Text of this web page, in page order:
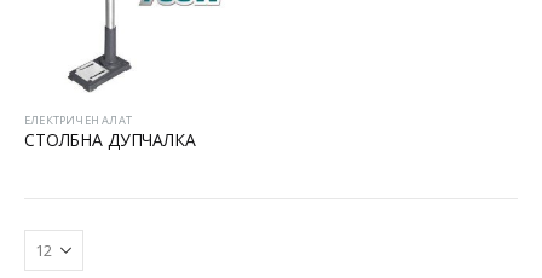
ЕЛЕКТРИЧЕН АЛАТ
СТОЛБНА ДУПЧАЛКА